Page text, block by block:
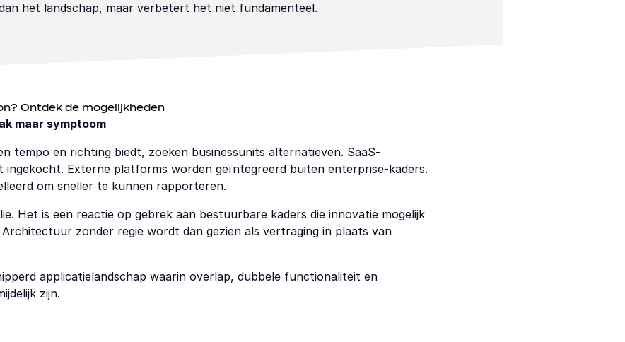
het landschap, maar verbetert het niet fundamenteel.
maar symptoom
tempo en richting biedt, zoeken businessunits alternatieven. SaaS-
ingekocht. Externe platforms worden geïntegreerd buiten enterprise-kaders.
om sneller te kunnen rapporteren.
Het is een reactie op gebrek aan bestuurbare kaders die innovatie mogelijk
zonder regie wordt dan gezien als vertraging in plaats van
applicatielandschap waarin overlap, dubbele functionaliteit en
zijn.
Ontdek de mogelijkheden